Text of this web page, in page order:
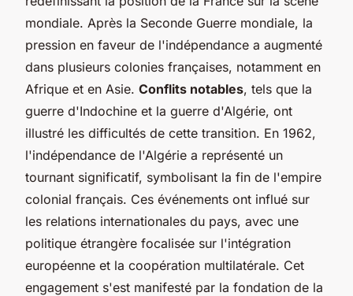
mondiale. Après la Seconde Guerre mondiale, la
pression en faveur de l'indépendance a augmenté
dans plusieurs colonies françaises, notamment en
Afrique et en Asie. Conflits notables, tels que la
guerre d'Indochine et la guerre d'Algérie, ont
illustré les difficultés de cette transition. En 1962,
l'indépendance de l'Algérie a représenté un
tournant significatif, symbolisant la fin de l'empire
colonial français. Ces événements ont influé sur
les relations internationales du pays, avec une
politique étrangère focalisée sur l'intégration
européenne et la coopération multilatérale. Cet
engagement s'est manifesté par la fondation de la